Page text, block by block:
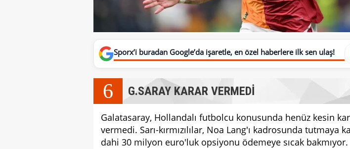
Sporx’i buradan Google’da işaretle, en özel haberlere ilk sen ulaş!
6 G.SARAY KARAR VERMEDİ
Galatasaray, Hollandalı futbolcu konusunda henüz kesin
vermedi. Sarı-kırmızılılar, Noa Lang'ı kadrosunda tutmaya
dahi 30 milyon euro'luk opsiyonu ödemeye sıcak bakmıyor.